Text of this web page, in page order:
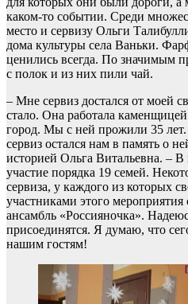
каком-то событии. Среди
место и сервизу Ольги
дома культуры села Ваньки.
ценились всегда. По значимым
с полок и из них пили чай.
– Мне сервиз достался от моей
стало. Она работала
город. Мы с ней прожили 35 лет.
сервиз остался нам в память о
историей Ольга Витальевна. –
участие порядка 19 семей.
сервиза, у каждого из которых
участниками этого мероприятия
ансамбль «Россияночка».
присоединятся. Я думаю, что
нашим гостям!